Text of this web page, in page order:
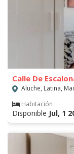
Calle De
Aluche, Latina,
Habitación
Disponible Jul, 1